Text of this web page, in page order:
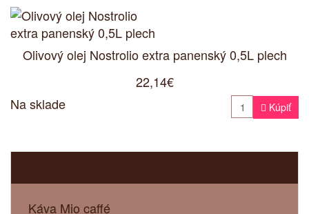
Olivový olej Nostrolio extra panenský 0,5L plech
22,14€
Na sklade
 Kúpiť
Káva Mio caffé